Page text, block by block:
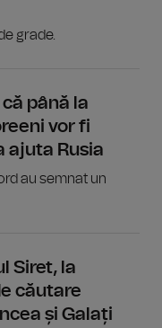
grade.
până la
vor fi
ajuta Rusia
au semnat un
Siret, la
căutare
și Galați